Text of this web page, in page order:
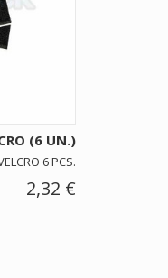
(6 UN.)
6 PCS.
2,32 €